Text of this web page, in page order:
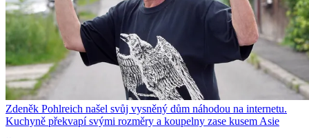
Zdeněk Pohlreich našel svůj vysněný dům náhodou na internetu.
Kuchyně překvapí svými rozměry a koupelny zase kusem Asie